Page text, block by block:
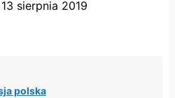
13 sierpnia 2019
polska